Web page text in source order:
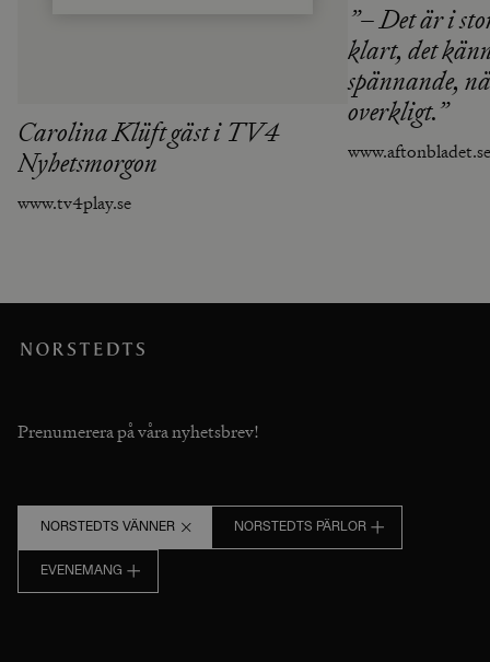
Carolina Klüft gäst i TV4
Nyhetsmorgon
www.tv4play.se
”– Det är i
klart, det
spännande,
overkligt.”
Prenumerera på våra nyhetsbrev!
NORSTEDTS VÄNNER NORSTEDTS PÄRLOR
EVENEMANG